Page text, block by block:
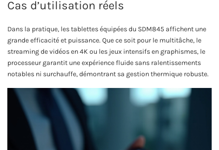
Cas d’utilisation réels
Dans la pratique, les tablettes équipées du SDM845 affichent une
grande efficacité et puissance. Que ce soit pour le multitâche, le
streaming de vidéos en 4K ou les jeux intensifs en graphismes, le
processeur garantit une expérience fluide sans ralentissements
notables ni surchauffe, démontrant sa gestion thermique robuste.